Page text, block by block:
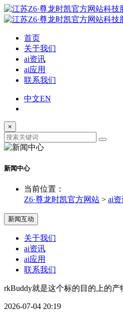
首页
关于我们
ai资讯
ai应用
联系我们
中文EN
×
新闻中心
当前位置：
Z6·尊龙时凯官方网站 > ai
新闻互动
关于我们
ai资讯
ai应用
联系我们
rkBuddy就是这个标的目的上的
2026-07-04 20:19